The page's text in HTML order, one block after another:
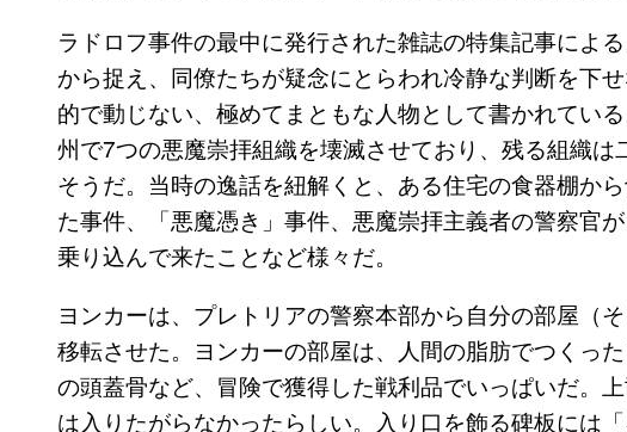
ラドロフ事件の最中に発行された雑誌の特集記事によ
から捉え、同僚たちが疑念にとらわれ冷静な判断を下
的で動じない、極めてまともな人物として書かれてい
州で7つの悪魔崇拝組織を壊滅させており、残る組織
そうだ。当時の逸話を紐解くと、ある住宅の食器棚か
た事件、「悪魔憑き」事件、悪魔崇拝主義者の警察官
乗り込んで来たことなど様々だ。
ヨンカーは、プレトリアの警察本部から自分の部屋（
移転させた。ヨンカーの部屋は、人間の脂肪でつくっ
の頭蓋骨など、冒険で獲得した戦利品でいっぱいだ。
は入りたがらなかったらしい。入り口を飾る碑板には